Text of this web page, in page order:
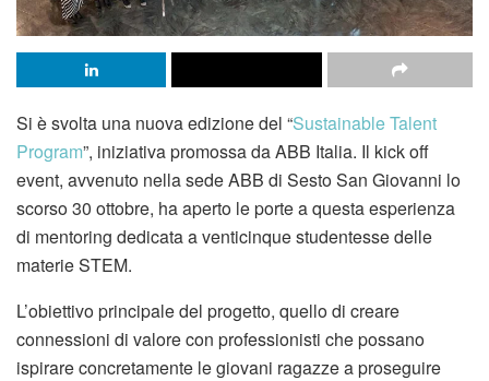
Si è svolta una nuova edizione del “Sustainable Talent
Program”, iniziativa promossa da ABB Italia. Il kick off
event, avvenuto nella sede ABB di Sesto San Giovanni lo
scorso 30 ottobre, ha aperto le porte a questa esperienza
di mentoring dedicata a venticinque studentesse delle
materie STEM.
L’obiettivo principale del progetto, quello di creare
connessioni di valore con professionisti che possano
ispirare concretamente le giovani ragazze a proseguire